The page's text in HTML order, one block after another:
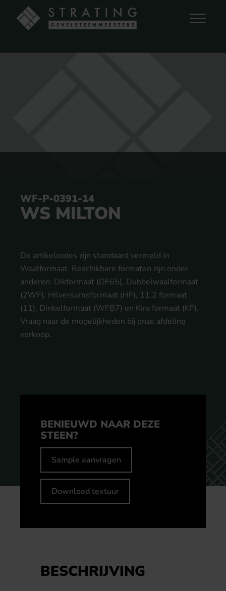
WF-P-0391-14
WS MILTON
De artikelcodes zijn standaard vermeld in
Waalformaat. Beschikbare formaten zijn onder
anderen: Dikformaat (DF65), Dubbelwaalformaat
(2WF), Hilversumsformaat (HF), 11,2 formaat
(11), Dinkelformaat (WFB7) en Kira formaat (KF).
Vraag naar de mogelijkheden bij onze afdeling
verkoop.
BENIEUWD NAAR DEZE
STEEN?
Sample aanvragen
Download textuur
BESCHRIJVING